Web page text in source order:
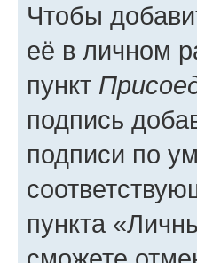
Чтобы
её в личном
пункт
подпись
подписи по
пункта